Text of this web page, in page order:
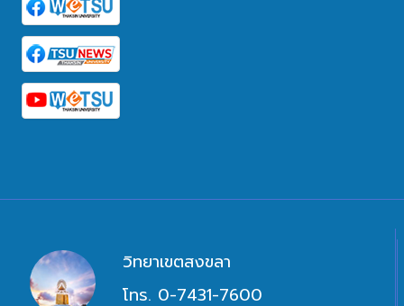
วิทยาเขตสงขลา
โทร. 0-7431-7600